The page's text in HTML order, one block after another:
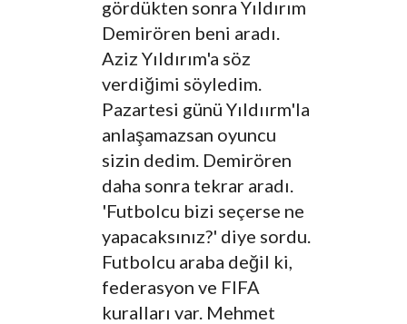
gördükten sonra Yıldırım
Demirören beni aradı.
Aziz Yıldırım'a söz
verdiğimi söyledim.
Pazartesi günü Yıldıırm'la
anlaşamazsan oyuncu
sizin dedim. Demirören
daha sonra tekrar aradı.
'Futbolcu bizi seçerse ne
yapacaksınız?' diye sordu.
Futbolcu araba değil ki,
federasyon ve FIFA
kuralları var. Mehmet